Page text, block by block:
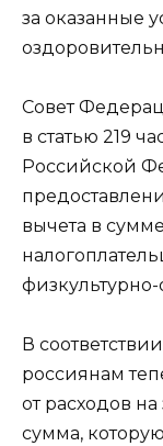
за оказанные
Совет
в статью 219
Российской
вычета в
В
россиянам
от расходов
сумма,